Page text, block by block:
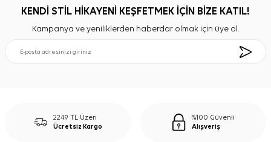
KENDİ STİL HİKAYENİ KEŞFETMEK İÇİN BİZE KATIL!
Kampanya ve yeniliklerden haberdar olmak için üye ol.
2249 TL Üzeri
Ücretsiz Kargo
%100 Güvenli
Alışveriş